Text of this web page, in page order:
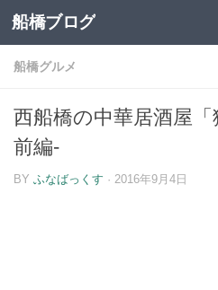
コンテンツへスキップ
船橋ブログ
船橋グルメ
西船橋の中華居酒屋
前編-
BY ふなばっくす · 2016年9月4日